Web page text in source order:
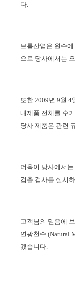
다.
브롬산염은 원수
으로 당사에서는
또한 2009년 9월 4
내제품 전체를 수
당사 제품은 관련
더욱이 당사에서
검출 검사를 실시
고객님의 믿음에
연광천수 (Natural
겠습니다.